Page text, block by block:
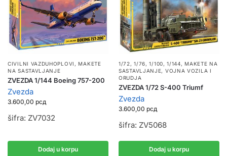
CIVILNI VAZDUHOPLOVI , MAKETE
NA SASTAVLJANJE
ZVEZDA 1/144 Boeing 757-200
Zvezda
3.600,00 рсд
šifra: ZV7032
Dodaj u korpu
1/72, 1/76, 1/100, 1/144, MAKETE NA
SASTAVLJANJE, VOJNA VOZILA I
ORUDJA
ZVEZDA 1/72 S-400 Triumf
Zvezda
3.600,00 рсд
šifra: ZV5068
Dodaj u korpu